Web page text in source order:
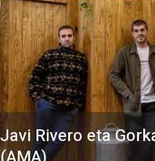
Javi Rivero eta